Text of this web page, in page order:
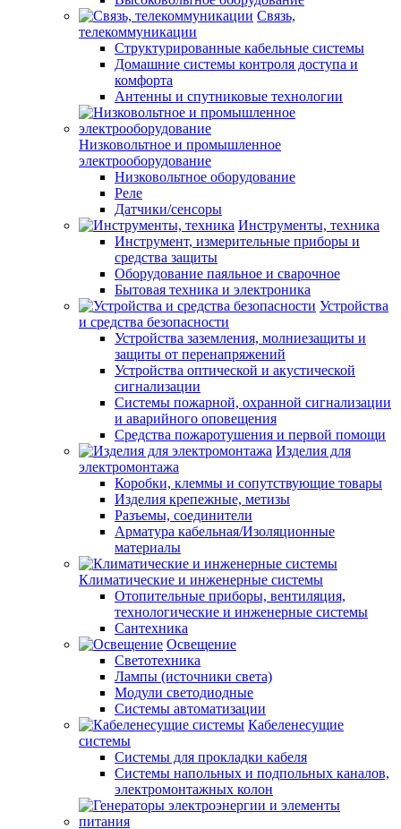
Связь,
телекоммуникации
Структурированные кабельные системы
Домашние системы контроля доступа и
комфорта
Антенны и спутниковые технологии
Низковольтное и промышленное
электрооборудование
Низковольтное оборудование
Реле
Датчики/сенсоры
Инструменты, техника
Инструмент, измерительные приборы и
средства защиты
Оборудование паяльное и сварочное
Бытовая техника и электроника
Устройства
и средства безопасности
Устройства заземления, молниезащиты и
защиты от перенапряжений
Устройства оптической и акустической
сигнализации
Системы пожарной, охранной сигнализации
и аварийного оповещения
Средства пожаротушения и первой помощи
Изделия для
электромонтажа
Коробки, клеммы и сопутствующие товары
Изделия крепежные, метизы
Разъемы, соединители
Арматура кабельная/Изоляционные
материалы
Климатические и инженерные системы
Отопительные приборы, вентиляция,
технологические и инженерные системы
Сантехника
Освещение
Светотехника
Лампы (источники света)
Модули светодиодные
Системы автоматизации
Кабеленесущие
системы
Системы для прокладки кабеля
Системы напольных и подпольных каналов,
электромонтажных колон